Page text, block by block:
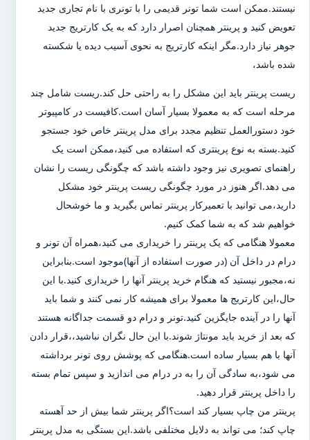
نیستند.ممکن است شما تونر قدیمی را با تونری با نام تجاری جدید
تعویض کنید و پرینتر همچنان اصرار دارد که به یک کارتریج جدید
جوهر نیاز دارد.مگر اینکه کارتریج به نحوی آسیب دیده یا شکسته
شده باشد،
ریست پرینتر باید این مشکل را به راحتی حل کند.ریست شامل چند
مرحله است که به معمولا بسیار آسان است.کافیست در کامپیوتر
خود دستورالعمل تنظیم مجدد برای مدل پرینتر خاص خود جستجو
کنید.بسته به نوع پرینتری که استفاده می کنید،ممکن است یک
راهنمای تصویری نیز وجود داشته باشد که چگونگی ریست را نشان
می دهد.اگر هنوز در مورد چگونگی ریست پرینتر خود مشکل
دارید،می توانید با تعمیرکار پرینتر تماس بگیرید و ما خوشحال
خواهیم شد که به شما کمک کنیم.
معمولا هنگامی که یک پرینتر را خریداری می کنید،همراه آن تونر و
درام در داخل آن (در صورت استفاده از آنها)موجود است.بنابراین
نه،مجبور نیستید که هنگام خرید پرینتر آنها را خریداری کنید.با این
حال،این کارتریج ها معمولا برای همیشه کار نمی کنند و شما باید
آنها را در آینده جایگزین کنید.تونر و درام دو قسمت جداگانه هستند
که بعد از خرید باید مونتاژ شوند.با این حال نگران نباشید،،قرار دادن
آنها با هم بسیار ساده است.هنگامی که پوشش روی تونر برداشته
می شود،به سادگی آن را به در درام می اندازید و سپس تمام بسته
را داخل پرینتر قرار دهید.
پرینتر من چاپ بسیار کند است؟اگر پرینتر شما بیش از حد آهسته
چاپ کند؛ می تواند به دلایل مختلفی باشد.این بستگی به مدل پرینتر